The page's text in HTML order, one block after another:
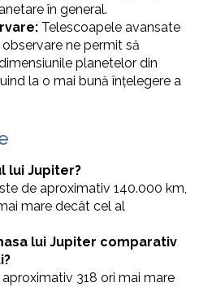
în general.
Telescoapele avansate
ne permit să
planetelor din
la o mai bună înțelegere a
lui Jupiter?
de aproximativ 140.000 km,
mare decât cel al
lui Jupiter comparativ
318 ori mai mare